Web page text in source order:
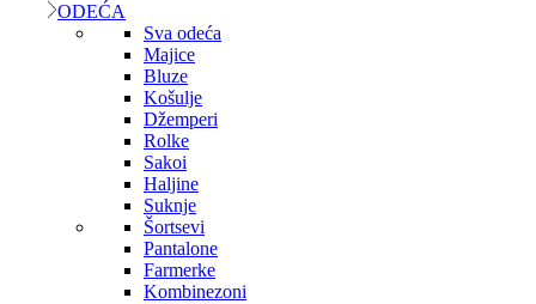
ODEĆA
Sva odeća
Majice
Bluze
Košulje
Džemperi
Rolke
Sakoi
Haljine
Suknje
Šortsevi
Pantalone
Farmerke
Kombinezoni